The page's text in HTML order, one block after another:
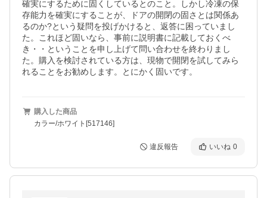
確実にするために固くしているとのこと。しかし冷凍の保
存能力を確実にすることが、ドアの開閉の固さとは関係あ
るのか?という疑問を投げかけると、返答に困っていまし
た。これほど固いなら、事前に説明書に記載しておくべ
き・・ということを申し上げて問い合わせを終わりまし
た。購入を検討されている方は、現物で開閉を試してみら
れることをお勧めします。とにかく固いです。
購入した商品
カラー/ホワイト[517146]
違反報告 いいね 0